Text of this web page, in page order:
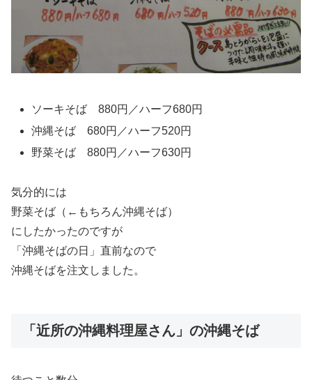
ソーキそば 880円／ハーフ680円
沖縄そば 680円／ハーフ520円
野菜そば 880円／ハーフ630円
気分的には
野菜そば（←もちろん沖縄そば）
にしたかったのですが
「沖縄そばの日」直前なので
沖縄そばを注文しました。
「近所の沖縄料理屋さん」の沖縄そば